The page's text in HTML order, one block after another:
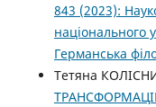
843 (2023):
національного
Германська
Тетяна